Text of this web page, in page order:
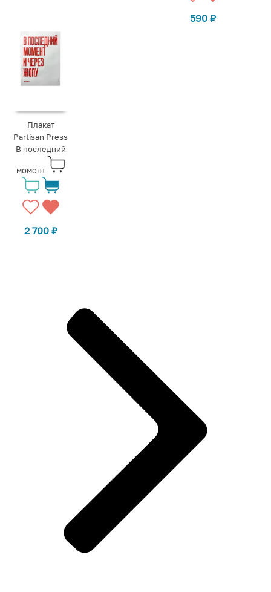
590 ₽
Плакат
Partisan Press
В последний
момент
2 700 ₽